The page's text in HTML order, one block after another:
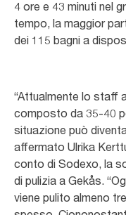
4 ore e 43 minuti nel
tempo, la maggior
dei 115 bagni a
“Attualmente lo staff
composto da 35-40
situazione può
affermato Ulrika
conto di Sodexo, la
di pulizia a Gekås.
viene pulito almeno